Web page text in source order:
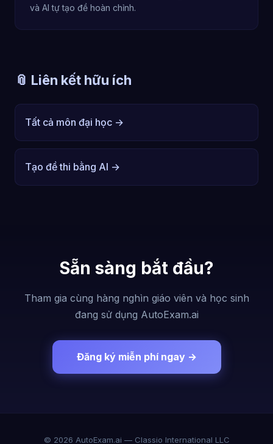
và AI tự tạo đề hoàn chỉnh.
📎 Liên kết hữu ích
Tất cả môn đại học →
Tạo đề thi bằng AI →
Sẵn sàng bắt đầu?
Tham gia cùng hàng nghìn giáo viên và học sinh
đang sử dụng AutoExam.ai
Đăng ký miễn phí ngay →
© 2026 AutoExam.ai — Classio International LLC